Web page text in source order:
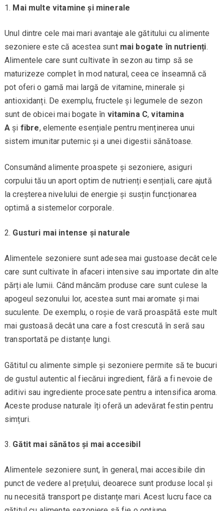
Mai multe vitamine și minerale
Unul dintre cele mai mari avantaje ale gătitului cu alimente
sezoniere este că acestea sunt mai bogate în nutrienți.
Alimentele care sunt cultivate în sezon au timp să se
maturizeze complet în mod natural, ceea ce înseamnă că
pot oferi o gamă mai largă de vitamine, minerale și
antioxidanți. De exemplu, fructele și legumele de sezon
sunt de obicei mai bogate în vitamina C,vitamina
A și fibre, elemente esențiale pentru menținerea unui
sistem imunitar puternic și a unei digestii sănătoase.
Consumând alimente proaspete și sezoniere, asiguri
corpului tău un aport optim de nutrienți esențiali, care ajută
la creșterea nivelului de energie și susțin funcționarea
optimă a sistemelor corporale.
Gusturi mai intense și naturale
Alimentele sezoniere sunt adesea mai gustoase decât cele
care sunt cultivate în afaceri intensive sau importate din alte
părți ale lumii. Când mâncăm produse care sunt culese la
apogeul sezonului lor, acestea sunt mai aromate și mai
suculente. De exemplu, o roșie de vară proaspătă este mult
mai gustoasă decât una care a fost crescută în seră sau
transportată pe distanțe lungi.
Gătitul cu alimente simple și sezoniere permite să te bucuri
de gustul autentic al fiecărui ingredient, fără a fi nevoie de
aditivi sau ingrediente procesate pentru a intensifica aroma.
Aceste produse naturale îți oferă un adevărat festin pentru
simțuri.
Gătit mai sănătos și mai accesibil
Alimentele sezoniere sunt, în general, mai accesibile din
punct de vedere al prețului, deoarece sunt produse local și
nu necesită transport pe distanțe mari. Acest lucru face ca